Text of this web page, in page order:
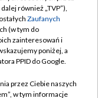
również „TVP”),
Zaufanych
(w tym do
zainteresowań i
poniżej, a
PPID do Google.
przez Ciebie naszych
w tym informacje